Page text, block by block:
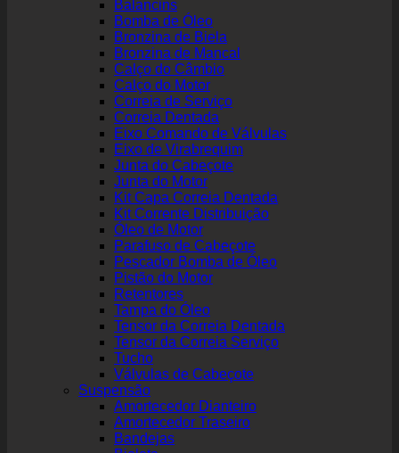
Balancins
Bomba de Óleo
Bronzina de Biela
Bronzina de Mancal
Calço do Câmbio
Calço do Motor
Correia de Serviço
Correia Dentada
Eixo Comando de Válvulas
Eixo de Virabrequim
Junta do Cabeçote
Junta do Motor
Kit Capa Correia Dentada
Kit Corrente Distribuição
Óleo de Motor
Parafuso de Cabeçote
Pescador Bomba de Óleo
Pistão do Motor
Retentores
Tampa do Óleo
Tensor da Correia Dentada
Tensor da Correia Serviço
Tucho
Válvulas de Cabeçote
Suspensão
Amortecedor Dianteiro
Amortecedor Traseiro
Bandejas